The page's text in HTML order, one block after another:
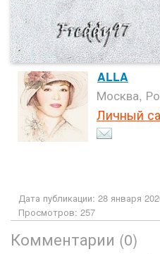
ALLA
Москва,
Личный
Дата публикации: 28 января
Просмотров: 257
Комментарии (0)